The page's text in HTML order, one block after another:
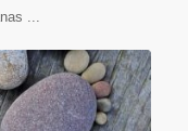
...